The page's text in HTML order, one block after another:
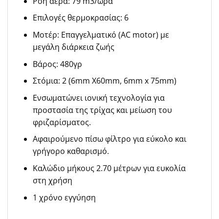
Επιλογές θερμοκρασίας: 6
Μοτέρ: Επαγγελματικό (AC motor) με
μεγάλη διάρκεια ζωής
Βάρος: 480γρ
Στόμια: 2 (6mm X60mm, 6mm x 75mm)
Ενσωματώνει ιονική τεχνολογία για
προστασία της τρίχας και μείωση του
φριζαρίσματος.
Αφαιρούμενο πίσω φίλτρο για εύκολο και
γρήγορο καθαρισμό.
Καλώδιο μήκους 2.70 μέτρων για ευκολία
στη χρήση
1 χρόνο εγγύηση